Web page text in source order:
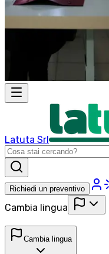
Latuta Srl
Richiedi un preventivo
Cambia lingua
Cambia lingua